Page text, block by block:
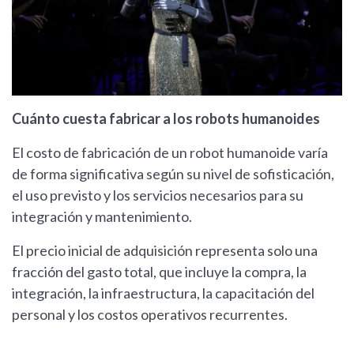
Cuánto cuesta fabricar a los robots humanoides
El costo de fabricación de un robot humanoide varía
de forma significativa según su nivel de sofisticación,
el uso previsto y los servicios necesarios para su
integración y mantenimiento.
El precio inicial de adquisición representa solo una
fracción del gasto total, que incluye la compra, la
integración, la infraestructura, la capacitación del
personal y los costos operativos recurrentes.